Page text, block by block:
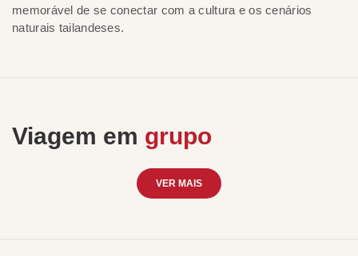
memorável de se conectar com a cultura e os cenários
naturais tailandeses.
Viagem em grupo
VER MAIS